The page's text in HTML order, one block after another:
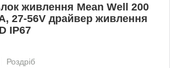
живлення Mean Well 200
27-56V драйвер живлення
IP67
Роздріб